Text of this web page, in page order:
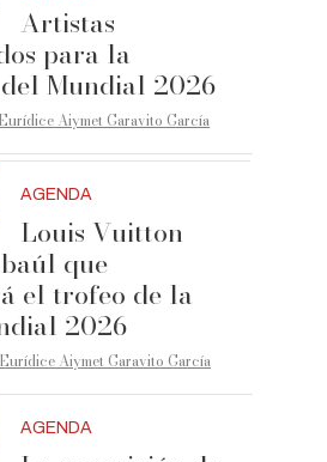
Artistas
para la
Mundial 2026
Eurídice Aiymet Garavito García
AGENDA
Louis Vuitton
que
el trofeo de la
2026
Eurídice Aiymet Garavito García
AGENDA